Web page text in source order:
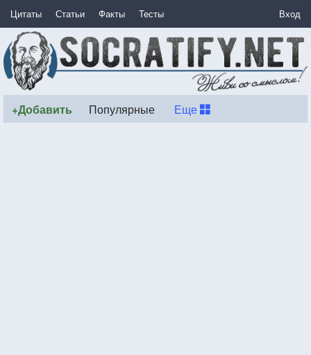
Цитаты Статьи Факты Тесты Вход
+Добавить Популярные Еще